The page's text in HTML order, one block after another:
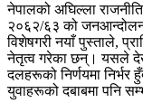
नेपालको अघिल्ला
२०६२/६३ को
विशेषगरी नयाँ पुस्ताले,
नेतृत्व गरेका छन्। यसले
दलहरूको निर्णयमा
युवाहरूको दबाबमा पनि